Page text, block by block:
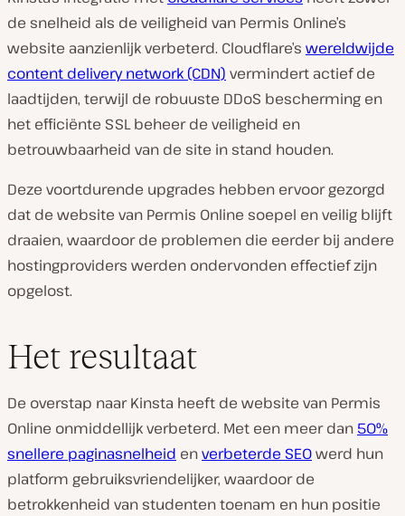
de snelheid als de veiligheid van Permis Online’s
website aanzienlijk verbeterd. Cloudflare’s wereldwijde
content delivery network (CDN) vermindert actief de
laadtijden, terwijl de robuuste DDoS bescherming en
het efficiënte SSL beheer de veiligheid en
betrouwbaarheid van de site in stand houden.
Deze voortdurende upgrades hebben ervoor gezorgd
dat de website van Permis Online soepel en veilig blijft
draaien, waardoor de problemen die eerder bij andere
hostingproviders werden ondervonden effectief zijn
opgelost.
Het resultaat
De overstap naar Kinsta heeft de website van Permis
Online onmiddellijk verbeterd. Met een meer dan 50%
snellere paginasnelheid enverbeterde SEOwerd hun
platform gebruiksvriendelijker, waardoor de
betrokkenheid van studenten toenam en hun positie